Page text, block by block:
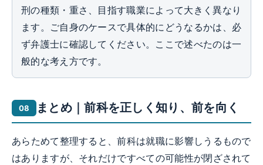
刑の種類・重さ、目指す職業によって大きく異なり
ます。ご自身のケースで具体的にどうなるかは、必
ず弁護士に確認してください。ここで述べたのは一
般的な考え方です。
まとめ｜前科を正しく知り、前を向く
あらためて整理すると、前科は就職に影響しうるもので
はありますが、それだけですべての可能性が閉ざされて